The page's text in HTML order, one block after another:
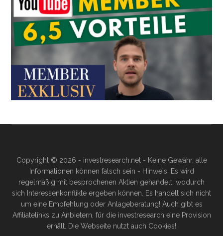
Copyright © 2026 - investresearch.net - Keine Gewähr, alle
Informationen können falsch sein - Hinweis: Es wird
regelmäßig mit besprochenen Aktien gehandelt, wodurch
sich Interessenkonflikte ergeben können. Es handelt sich nicht
um eine Empfehlung oder Anlageberatung! Auch gibt es
Affiliatelinks zu Anbietern, für die investresearch eine Provision
erhält. Die Webseite nutzt auch Cookies!